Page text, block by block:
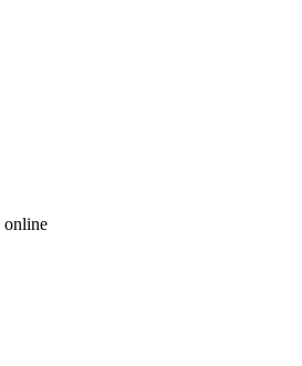
online